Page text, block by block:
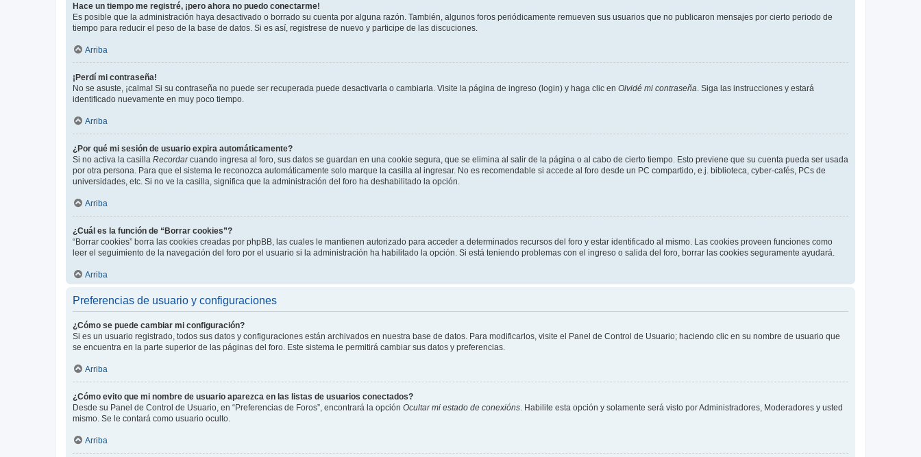
Hace un tiempo me registré, ¡pero ahora no puedo conectarme!
Es posible que la administración haya desactivado o borrado su cuenta por alguna razón. También, algunos foros periódicamente remueven sus usuarios que no publicaron mensajes por cierto periodo de
tiempo para reducir el peso de la base de datos. Si es así, registrese de nuevo y participe de las discuciones.
Arriba
¡Perdí mi contraseña!
No se asuste, ¡calma! Si su contraseña no puede ser recuperada puede desactivarla o cambiarla. Visite la página de ingreso (login) y haga clic en Olvidé mi contraseña . Siga las instrucciones y estará
identificado nuevamente en muy poco tiempo.
Arriba
¿Por qué mi sesión de usuario expira automáticamente?
Si no activa la casilla Recordarcuando ingresa al foro, sus datos se guardan en una cookie segura, que se elimina al salir de la página o al cabo de cierto tiempo. Esto previene que su cuenta pueda ser usada
por otra persona. Para que el sistema le reconozca automáticamente solo marque la casilla al ingresar. No es recomendable si accede al foro desde un PC compartido, e.j. biblioteca, cyber-cafés, PCs de
universidades, etc. Si no ve la casilla, significa que la administración del foro ha deshabilitado la opción.
Arriba
¿Cuál es la función de “Borrar cookies”?
“Borrar cookies” borra las cookies creadas por phpBB, las cuales le mantienen autorizado para acceder a determinados recursos del foro y estar identificado al mismo. Las cookies proveen funciones como
leer el seguimiento de la navegación del foro por el usuario si la administración ha habilitado la opción. Si está teniendo problemas con el ingreso o salida del foro, borrar las cookies seguramente ayudará.
Arriba
Preferencias de usuario y configuraciones
¿Cómo se puede cambiar mi configuración?
Si es un usuario registrado, todos sus datos y configuraciones están archivados en nuestra base de datos. Para modificarlos, visite el Panel de Control de Usuario; haciendo clic en su nombre de usuario que
se encuentra en la parte superior de las páginas del foro. Este sistema le permitirá cambiar sus datos y preferencias.
Arriba
¿Cómo evito que mi nombre de usuario aparezca en las listas de usuarios conectados?
Desde su Panel de Control de Usuario, en “Preferencias de Foros”, encontrará la opción Ocultar mi estado de conexións . Habilite esta opción y solamente será visto por Administradores, Moderadores y usted
mismo. Se le contará como usuario oculto.
Arriba